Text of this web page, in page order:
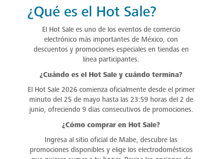
¿Qué es el Hot Sale?
El Hot Sale es uno de los eventos de comercio
electrónico más importantes de México, con
descuentos y promociones especiales en tiendas en
línea participantes.
¿Cuándo es el Hot Sale y cuándo termina?
El Hot Sale 2026 comienza oficialmente desde el primer
minuto del 25 de mayo hasta las 23:59 horas del 2 de
junio, ofreciendo 9 días consecutivos de promociones.
¿Cómo comprar en Hot Sale?
Ingresa al sitio oficial de Mabe, descubre las
promociones disponibles y elige los electrodomésticos